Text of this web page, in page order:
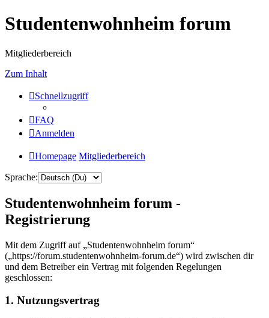
Studentenwohnheim forum
Mitgliederbereich
Zum Inhalt
Schnellzugriff
FAQ
Anmelden
Homepage Mitgliederbereich
Sprache:
Studentenwohnheim forum -
Registrierung
Mit dem Zugriff auf „Studentenwohnheim forum“
(„https://forum.studentenwohnheim-forum.de“) wird zwischen dir
und dem Betreiber ein Vertrag mit folgenden Regelungen
geschlossen:
1. Nutzungsvertrag